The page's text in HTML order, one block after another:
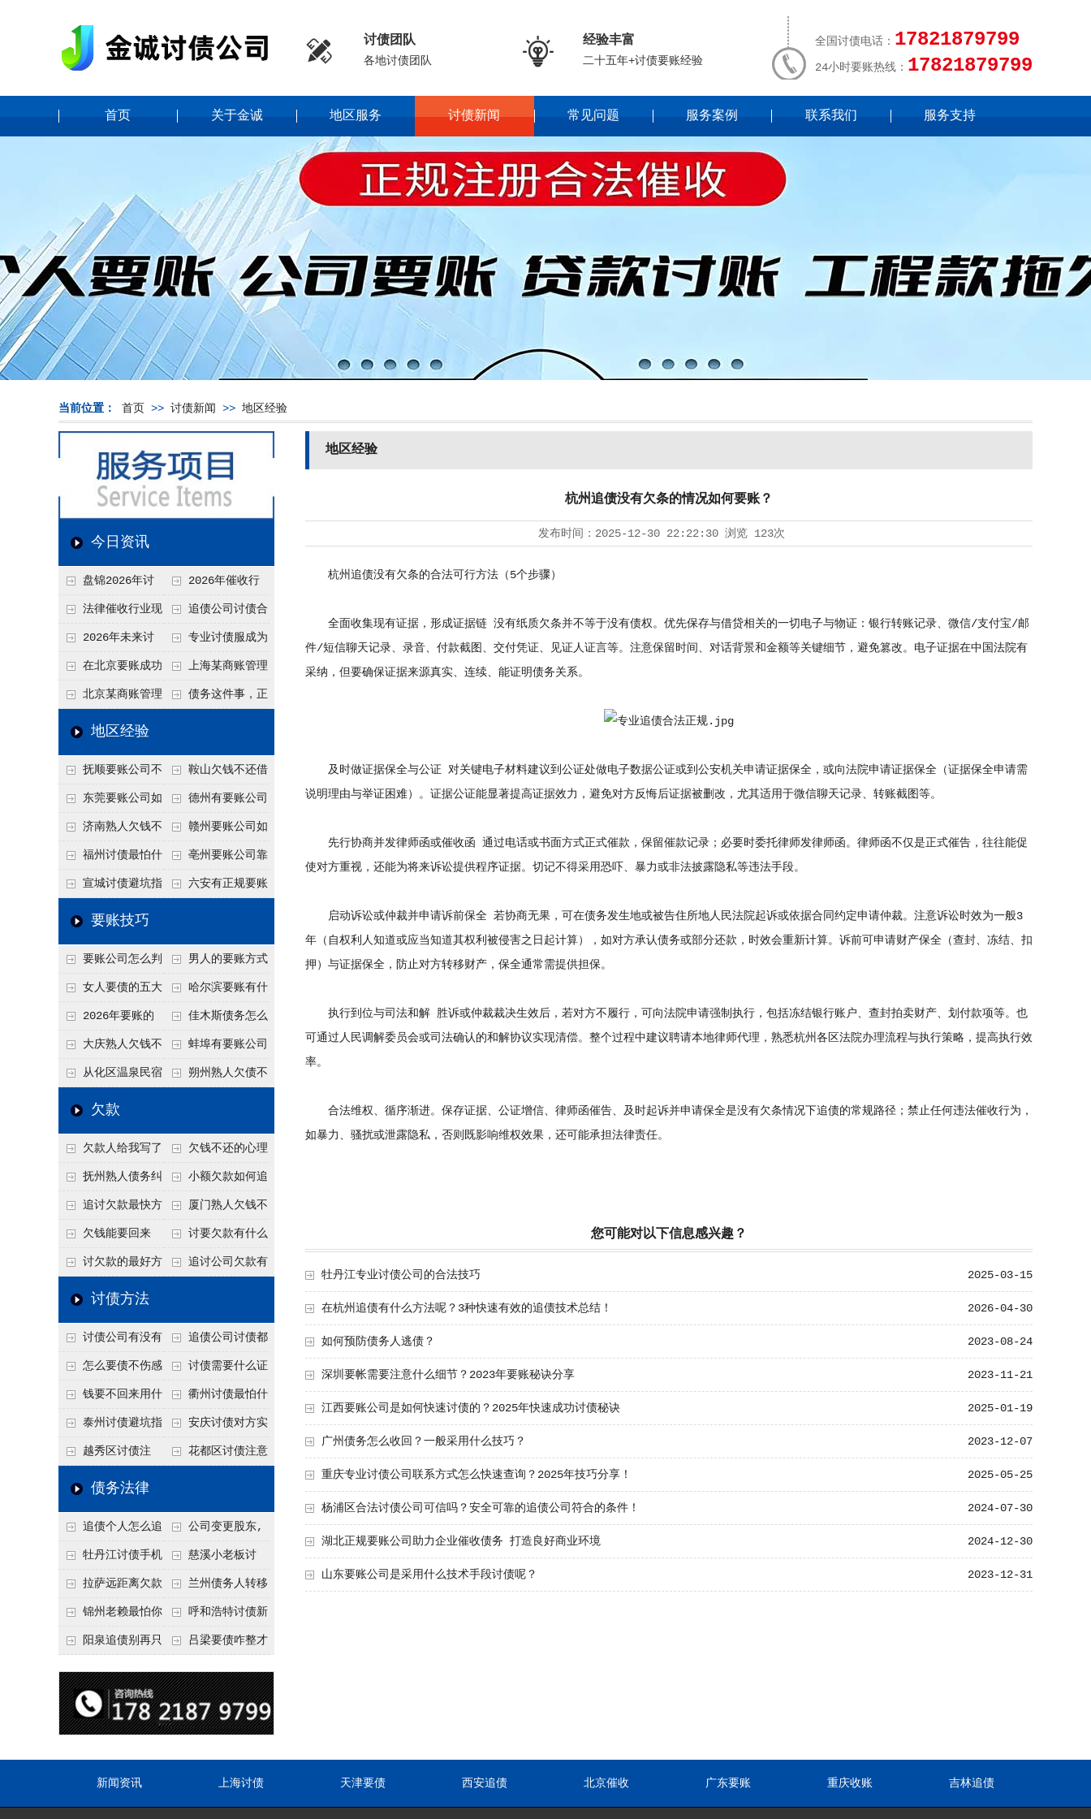
 讨债团队
各地讨债团队  经验丰富
二十五年+讨债要账经验
全国讨债电话： 17821879799
24小时要账热线： 17821879799
首页 关于金诚 地区服务 讨债新闻 常见问题 服务案例 联系我们 服务支持
当前位置： 首页 >> 讨债新闻 >> 地区经验
今日资讯
盘锦2026年讨
债新趋势
2026年催收行
业发展现状、竞争格
局及未来趋势分析
法律催收行业现
状、合规痛点与未来
发展趋势深度解析
追债公司讨债合
法方法总结
2026年未来讨
债要账公司发展趋势
专业讨债服成为
2026年的发展趋势
在北京要账成功
率高吗？未来追账公
司发展趋势引发行业
上海某商账管理
机构聚焦合规服务
北京某商账管理
服务机构持续提升合
力企业化解应收账款
难题
债务这件事，正
地区经验
抚顺要账公司不
敢透漏的追回方法是
什么？
鞍山欠钱不还借
口太多？2026年这3
句反问话术，直接把
他后路堵死
东莞要账公司如
何有效要账讨债？20
26年合法追债经验总
结！
德州有要账公司
吗？如何合法讨债才
不沾风险？
济南熟人欠钱不
还？
赣州要账公司如
何有效讨债？合法追
债四步秘籍
福州讨债最怕什
么？2026年这两个关
键细节，做错就很难
亳州要账公司靠
谱吗？合法讨债四步
宣城讨债避坑指
南：2026年这2个细
回！
六安有正规要账
要账技巧
要账公司怎么判
断这个案子能不能
接？接案评估的标准
男人的要账方式
是什么呢？
女人要债的五大
绝招,轻松搞定
哈尔滨要账有什
么合法手段？2026年
最新追账方式总结！
2026年要账的
七个小方法
佳木斯债务怎么
追回呢？2026年成功
要账就用这2招
大庆熟人欠钱不
还躲猫猫？2026年这
个“诉前调解”成功率
蚌埠有要账公司
吗？2026年这3个方
从化区温泉民宿
老板借钱不还？2026
施压，立马主动结清
朔州熟人欠债不
死账变活
欠款
欠款人给我写了
还款计划书有用吗？
书面承诺的法律效力
欠钱不还的心理
是什么？读懂欠款人
的心态催收事半功倍
抚州熟人债务纠
纷咋办？这一招好开
口
小额欠款如何追
讨
追讨欠款最快方
法是什么？
厦门熟人欠钱不
还？2026年合法秘
籍！
欠钱能要回来
吗？
讨要欠款有什么
好办法
讨欠款的最好方 追讨公司欠款有
讨债方法
讨债公司有没有
行业协会？正规机构
的行业自律和认证
追债公司讨债都
有哪些手段
怎么要债不伤感
情？
讨债需要什么证
据
钱要不回来用什
么方法要回来
衢州讨债最怕什
么？2026年这两个关
键细节，做错就很难
泰州讨债避坑指
南：2026年这2个细
节不注意，钱很难要
安庆讨债对方实
在没钱咋办？
越秀区讨债注
意！没有借条只有微
把钱要回来
花都区讨债注意
节点”催收最有效
债务法律
追债个人怎么追
回呢？2026年最新绝
招选择！
公司变更股东,
变更前的债权债务谁
承担
牡丹江讨债手机
搞定：2026年线上立
案追债全流程，足不
出户
慈溪小老板讨
债，2026年这2个本
地行业协会出面，比
法院传票快
拉萨远距离欠款
对方在牧区联系不
上，2026年委托当地
兰州债务人转移
财产后申请破产，20
26年破产程序里还能
锦州老赖最怕你
懂这1条，2026
罪”详解，能判刑
呼和浩特讨债新
招：2026年用“律师
成本低见效快
阳泉追债别再只
类隐形财产（公积
金、保单）也能执行
吕梁要债咋整才
调解渠道，比找公司
强
地区经验
杭州追债没有欠条的情况如何要账？
发布时间： 2025-12-30 22:22:30 浏览 123次
杭州追债没有欠条的合法可行方法（5个步骤）
全面收集现有证据，形成证据链 没有纸质欠条并不等于没有债权。优先保存与借贷相关的一切电子与物证：银行转账记录、微信/支付宝/邮
件/短信聊天记录、录音、付款截图、交付凭证、见证人证言等。注意保留时间、对话背景和金额等关键细节，避免篡改。电子证据在中国法院有
采纳，但要确保证据来源真实、连续、能证明债务关系。
及时做证据保全与公证 对关键电子材料建议到公证处做电子数据公证或到公安机关申请证据保全，或向法院申请证据保全（证据保全申请需
说明理由与举证困难）。证据公证能显著提高证据效力，避免对方反悔后证据被删改，尤其适用于微信聊天记录、转账截图等。
先行协商并发律师函或催收函 通过电话或书面方式正式催款，保留催款记录；必要时委托律师发律师函。律师函不仅是正式催告，往往能促
使对方重视，还能为将来诉讼提供程序证据。切记不得采用恐吓、暴力或非法披露隐私等违法手段。
启动诉讼或仲裁并申请诉前保全 若协商无果，可在债务发生地或被告住所地人民法院起诉或依据合同约定申请仲裁。注意诉讼时效为一般3
年（自权利人知道或应当知道其权利被侵害之日起计算），如对方承认债务或部分还款，时效会重新计算。诉前可申请财产保全（查封、冻结、扣
押）与证据保全，防止对方转移财产，保全通常需提供担保。
执行到位与司法和解 胜诉或仲裁裁决生效后，若对方不履行，可向法院申请强制执行，包括冻结银行账户、查封拍卖财产、划付款项等。也
可通过人民调解委员会或司法确认的和解协议实现清偿。整个过程中建议聘请本地律师代理，熟悉杭州各区法院办理流程与执行策略，提高执行效
率。
合法维权、循序渐进。保存证据、公证增信、律师函催告、及时起诉并申请保全是没有欠条情况下追债的常规路径；禁止任何违法催收行为，
如暴力、骚扰或泄露隐私，否则既影响维权效果，还可能承担法律责任。
您可能对以下信息感兴趣？
2025-03-15
牡丹江专业讨债公司的合法技巧
2026-04-30
在杭州追债有什么方法呢？3种快速有效的追债技术总结！
2023-08-24
如何预防债务人逃债？
2023-11-21
深圳要帐需要注意什么细节？2023年要账秘诀分享
2025-01-19
江西要账公司是如何快速讨债的？2025年快速成功讨债秘诀
2023-12-07
广州债务怎么收回？一般采用什么技巧？
2025-05-25
重庆专业讨债公司联系方式怎么快速查询？2025年技巧分享！
2024-07-30
杨浦区合法讨债公司可信吗？安全可靠的追债公司符合的条件！
2024-12-30
湖北正规要账公司助力企业催收债务 打造良好商业环境
2023-12-31
山东要账公司是采用什么技术手段讨债呢？
新闻资讯 上海讨债 天津要债 西安追债 北京催收 广东要账 重庆收账 吉林追债